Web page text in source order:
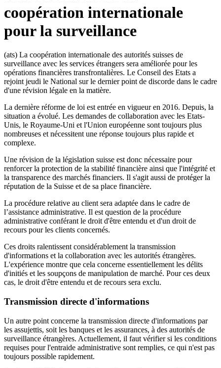
coopération internationale
pour la surveillance
(ats) La coopération internationale des autorités suisses de
surveillance avec les services étrangers sera améliorée pour les
opérations financières transfrontalières. Le Conseil des Etats a
rejoint jeudi le National sur le dernier point de discorde dans le cadre
d'une révision légale en la matière.
La dernière réforme de loi est entrée en vigueur en 2016. Depuis, la
situation a évolué. Les demandes de collaboration avec les Etats-
Unis, le Royaume-Uni et l'Union européenne sont toujours plus
nombreuses et nécessitent une réponse toujours plus rapide et
complexe.
Une révision de la législation suisse est donc nécessaire pour
renforcer la protection de la stabilité financière ainsi que l'intégrité et
la transparence des marchés financiers. Il s'agit aussi de protéger la
réputation de la Suisse et de sa place financière.
La procédure relative au client sera adaptée dans le cadre de
l’assistance administrative. Il est question de la procédure
administrative conférant le droit d'être entendu et d'un droit de
recours pour les clients concernés.
Ces droits ralentissent considérablement la transmission
d'informations et la collaboration avec les autorités étrangères.
L'expérience montre que cela concerne essentiellement les délits
d'initiés et les soupçons de manipulation de marché. Pour ces deux
cas, le droit d'être entendu et de recours sera exclu.
Transmission directe d'informations
Un autre point concerne la transmission directe d'informations par
les assujettis, soit les banques et les assurances, à des autorités de
surveillance étrangères. Actuellement, il faut vérifier si les conditions
requises pour l'entraide administrative sont remplies, ce qui n'est pas
toujours possible rapidement.